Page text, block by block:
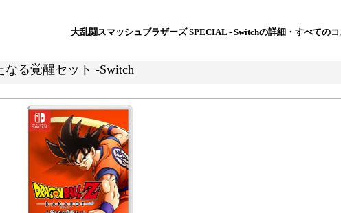
大乱闘スマッシュブラザーズ SPECIAL - Switchの詳細・すべての
なる覚醒セット -Switch